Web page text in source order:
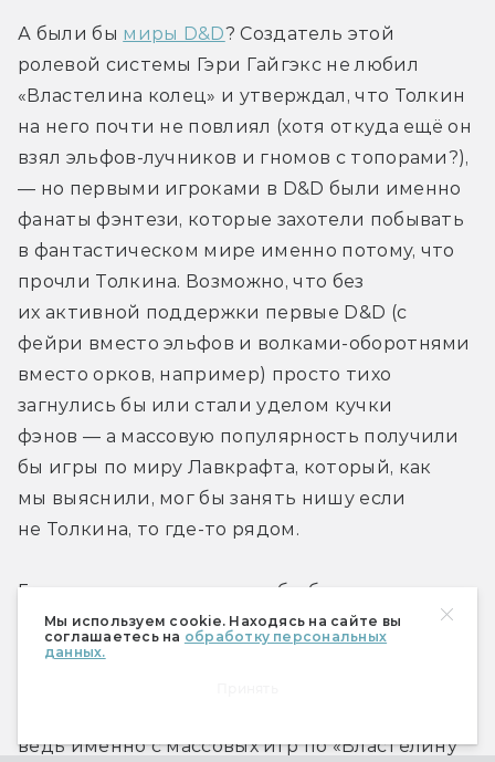
Мы используем cookie. Находясь на сайте вы
соглашаетесь на обработку персональных
данных.
А были бы миры D&D? Создатель этой
ролевой системы Гэри Гайгэкс не любил
«Властелина колец» и утверждал, что Толкин
на него почти не повлиял (хотя откуда ещё он
взял эльфов-лучников и гномов с топорами?),
— но первыми игроками в D&D были именно
фанаты фэнтези, которые захотели побывать
в фантастическом мире именно потому, что
прочли Толкина. Возможно, что без
их активной поддержки первые D&D (с
фейри вместо эльфов и волками-оборотнями
вместо орков, например) просто тихо
загнулись бы или стали уделом кучки
фэнов — а массовую популярность получили
бы игры по миру Лавкрафта, который, как
мы выяснили, мог бы занять нишу если
не Толкина, то где-то рядом.
Гик-культура развивалась бы благодаря
научной фантастике (в частности,
космической опере), а позднее — киберпанку
ведь именно с массовых игр по «Властелину